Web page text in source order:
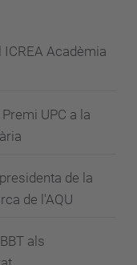
Acadèmia
UPC a la
de la
de l'AQU
als